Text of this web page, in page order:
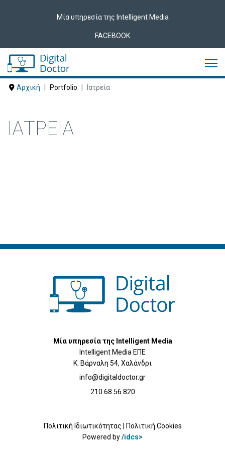
Μία υπηρεσία της Intelligent Media
FACEBOOK
Αρχική Portfolio Ιατρεία
ΙΑΤΡΕΊΑ
Μία υπηρεσία της Intelligent Media
Intelligent Media ΕΠΕ
Κ. Βάρναλη 54, Χαλάνδρι
info@digitaldoctor.gr
210.68.56.820
Πολιτική Ιδιωτικότητας | Πολιτική Cookies
Powered by/idcs>